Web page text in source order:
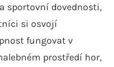
sportovní dovednosti,
si osvojí
fungovat v
prostředí hor,